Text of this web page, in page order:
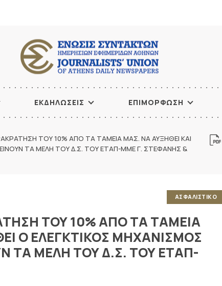
ΕΚΔΗΛΩΣΕΙΣ ΕΠΙΜΟΡΦΩΣΗ
ΤΟΥ 10% ΑΠΟ ΤΑ ΤΑΜΕΙΑ ΜΑΣ. ΝΑ ΑΥΞΗΘΕΙ ΚΑΙ
ΤΑ ΜΕΛΗ ΤΟΥ Δ.Σ. ΤΟΥ ΕΤΑΠ-ΜΜΕ Γ. ΣΤΕΦΑΝΗΣ &
ΑΣΦΑΛΙΣΤΙΚΟ
ΤΟΥ 10% ΑΠΟ ΤΑ ΤΑΜΕΙΑ
Ο ΕΛΕΓΚΤΙΚΟΣ ΜΗΧΑΝΙΣΜΟΣ
ΤΑ ΜΕΛΗ ΤΟΥ Δ.Σ. ΤΟΥ ΕΤΑΠ-